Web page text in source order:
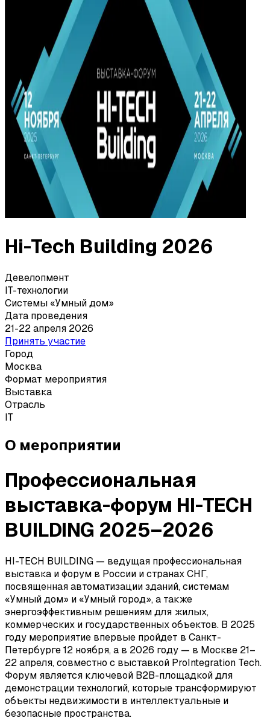
Hi-Tech Building 2026
Девелопмент
IT-технологии
Системы «Умный дом»
Дата проведения
21-22 апреля 2026
Принять участие
Город
Москва
Формат мероприятия
Выставка
Отрасль
IT
О мероприятии
Профессиональная
выставка-форум HI-TECH
BUILDING 2025–2026
HI-TECH BUILDING — ведущая профессиональная
выставка и форум в России и странах СНГ,
посвященная автоматизации зданий, системам
«Умный дом» и «Умный город», а также
энергоэффективным решениям для жилых,
коммерческих и государственных объектов. В 2025
году мероприятие впервые пройдет в Санкт-
Петербурге 12 ноября, а в 2026 году — в Москве 21–
22 апреля, совместно с выставкой ProIntegration Tech.
Форум является ключевой B2B-площадкой для
демонстрации технологий, которые трансформируют
объекты недвижимости в интеллектуальные и
безопасные пространства.